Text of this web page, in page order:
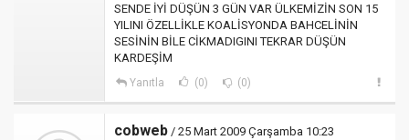
SENDE İYİ DÜŞÜN 3 GÜN VAR ÜLKEMİZİN SON 15
YILINI ÖZELLİKLE KOALİSYONDA BAHCELİNİN
SESİNİN BİLE CİKMADIGINI TEKRAR DÜŞÜN
KARDEŞİM
Yanıtla (0) (0)
cobweb / 25 Mart 2009 Çarşamba 10:23